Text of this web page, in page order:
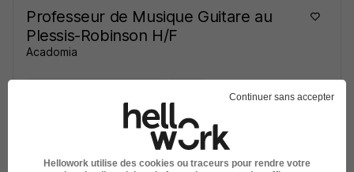
Professeur de Musique Guitare au
Plessis-Robinson H/F
Acadomia
18,75 - 25,25 € / heure
Voir l’offre
il y a 15 jours
Continuer sans accepter
Hellowork utilise des cookies ou traceurs pour rendre votre